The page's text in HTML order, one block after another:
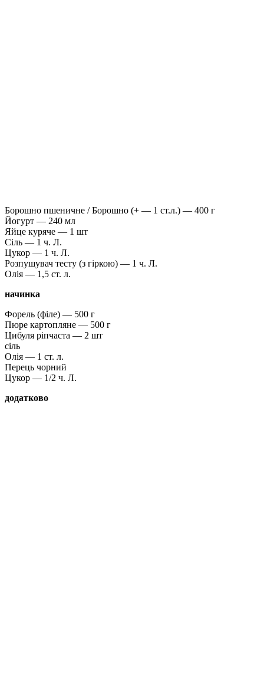
Борошно пшеничне / Борошно (+ — 1 ст.л.) — 400 г
Йогурт — 240 мл
Яйце куряче — 1 шт
Сіль — 1 ч. Л.
Цукор — 1 ч. Л.
Розпушувач тесту (з гіркою) — 1 ч. Л.
Олія — ​​1,5 ст. л.
начинка
Форель (філе) — 500 г
Пюре картопляне — 500 г
Цибуля ріпчаста — 2 шт
сіль
Олія — ​​1 ст. л.
Перець чорний
Цукор — 1/2 ч. Л.
додатково